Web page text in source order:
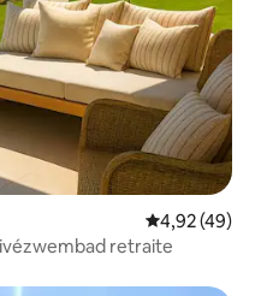
Gemiddelde
4,92 (49)
retraite